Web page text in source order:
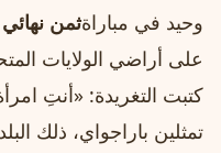
وحيد في مباراةثمن نهائي
على أراضي الولايات
كتبت التغريدة: «أنتِ
تمثلين باراجواي، ذلك